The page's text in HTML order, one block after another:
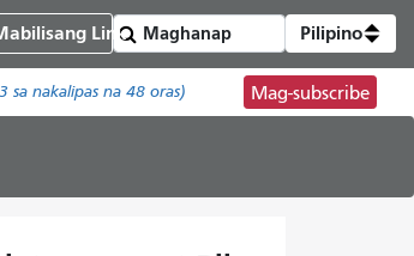
Link Pilipino
sa nakalipas na 48 oras) Mag-subscribe